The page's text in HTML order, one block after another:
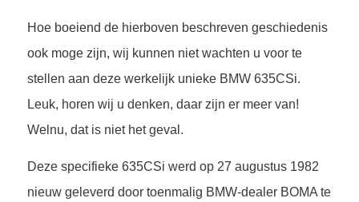
Hoe boeiend de hierboven beschreven geschiedenis
ook moge zijn, wij kunnen niet wachten u voor te
stellen aan deze werkelijk unieke BMW 635CSi.
Leuk, horen wij u denken, daar zijn er meer van!
Welnu, dat is niet het geval.
Deze specifieke 635CSi werd op 27 augustus 1982
nieuw geleverd door toenmalig BMW-dealer BOMA te